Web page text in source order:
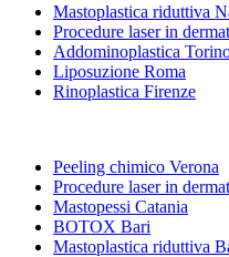
Mastoplastica riduttiva
Procedure laser in
Addominoplastica
Liposuzione Roma
Rinoplastica Firenze
Peeling chimico Verona
Procedure laser in
Mastopessi Catania
BOTOX Bari
Mastoplastica riduttiva